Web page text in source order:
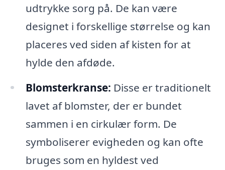
udtrykke sorg på. De kan være
designet i forskellige størrelse og kan
placeres ved siden af kisten for at
hylde den afdøde.
Blomsterkranse: Disse er traditionelt
lavet af blomster, der er bundet
sammen i en cirkulær form. De
symboliserer evigheden og kan ofte
bruges som en hyldest ved